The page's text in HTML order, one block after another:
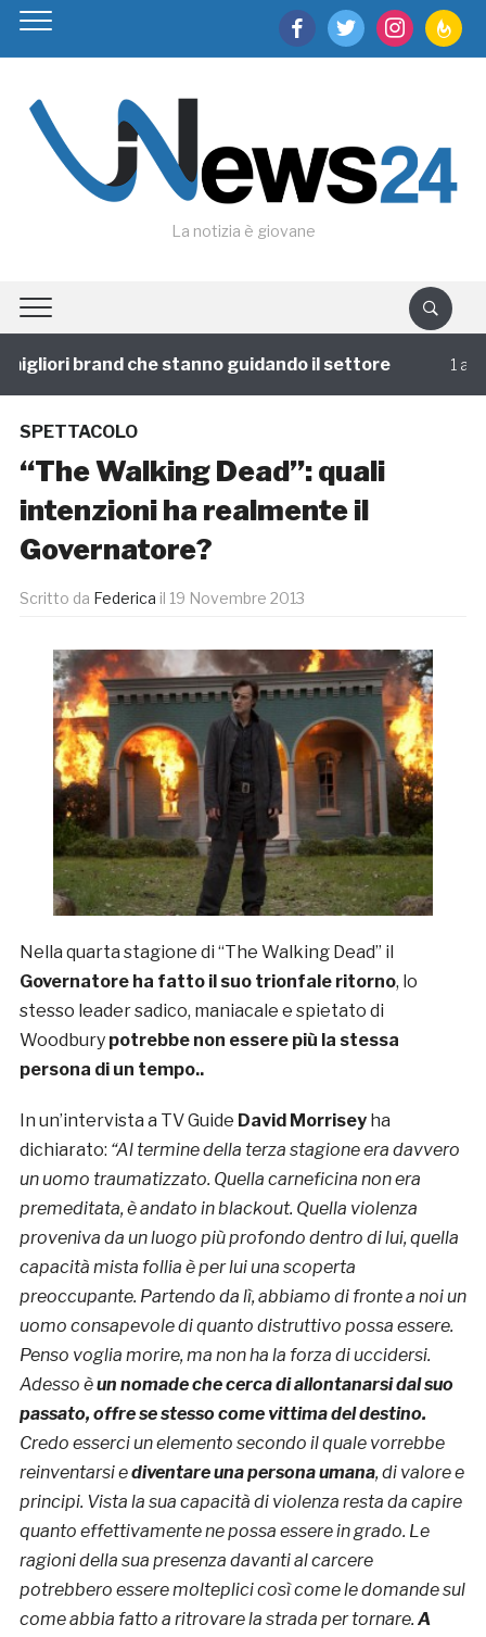
facebooktwitter instagram
La notizia è giovane
brand che stanno guidando il settore 1 annofa
SPETTACOLO
“The Walking Dead”: quali
intenzioni ha realmente il
Governatore?
Scritto da Federica il 19 Novembre 2013
Nella quarta stagione di “The Walking Dead” il
Governatore ha fatto il suo trionfale ritorno, lo
stesso leader sadico, maniacale e spietato di
Woodbury potrebbe non essere più la stessa
persona di un tempo..
In un’intervista a TV Guide David Morrisey ha
dichiarato: “Al termine della terza stagione era davvero
un uomo traumatizzato. Quella carneficina non era
premeditata, è andato in blackout. Quella violenza
proveniva da un luogo più profondo dentro di lui, quella
capacità mista follia è per lui una scoperta
preoccupante. Partendo da lì, abbiamo di fronte a noi un
uomo consapevole di quanto distruttivo possa essere.
Penso voglia morire, ma non ha la forza di uccidersi.
Adesso èun nomade che cerca di allontanarsi dal suo
passato, offre se stesso come vittima del destino.
Credo esserci un elemento secondo il quale vorrebbe
reinventarsi ediventare una persona umana, di valore e
principi. Vista la sua capacità di violenza resta da capire
quanto effettivamente ne possa essere in grado. Le
ragioni della sua presenza davanti al carcere
potrebbero essere molteplici così come le domande sul
come abbia fatto a ritrovare la strada per tornare. A